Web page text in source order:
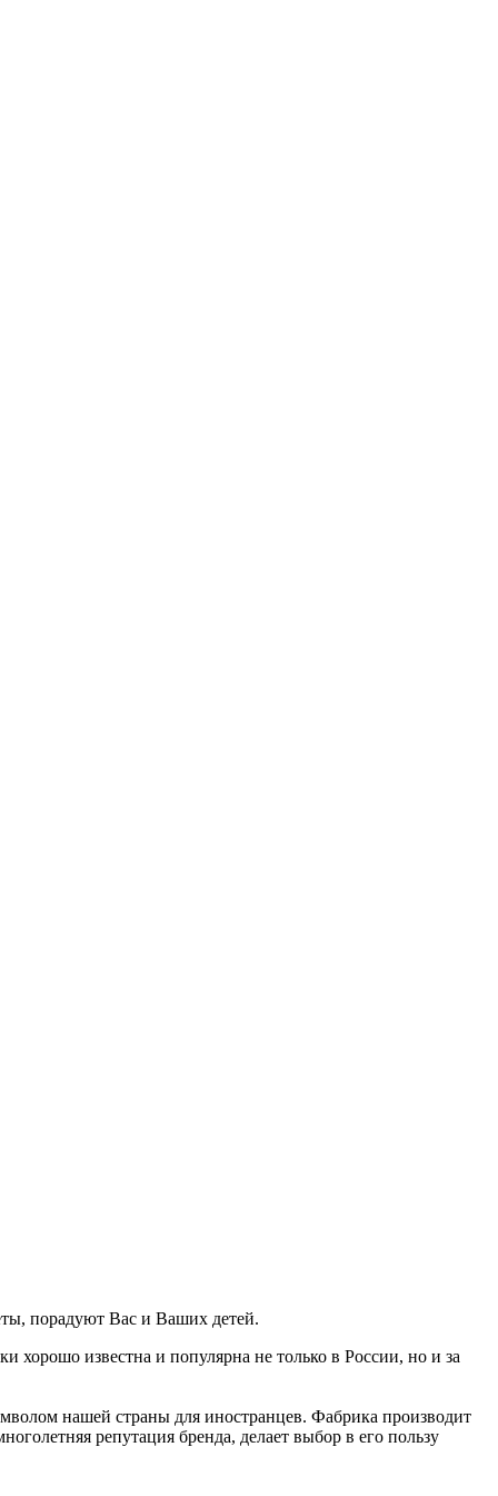
порадуют Вас и Ваших детей.
известна и популярна не только в России, но и за
нашей страны для иностранцев. Фабрика производит
репутация бренда, делает выбор в его пользу